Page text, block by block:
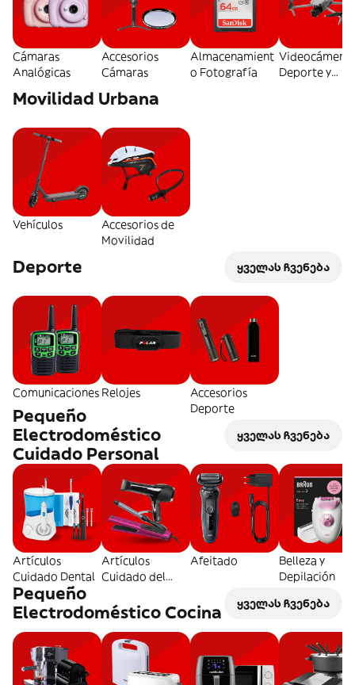
Cámaras
Analógicas
Accesorios
Cámaras
Almacenamient
o Fotografía
Videocámeras
Deporte y
Movilidad Urbana
Vehículos
Accesorios de
Movilidad
Deporte ყველას ჩვენება
Comunicaciones Relojes
Accesorios
Deporte
Pequeño
Electrodoméstico
Cuidado Personal
ყველას ჩვენება
Artículos
Cuidado Dental
Artículos
Cuidado del
Afeitado
Belleza y
Depilación
Pequeño
Electrodoméstico Cocina
ყველას ჩვენება